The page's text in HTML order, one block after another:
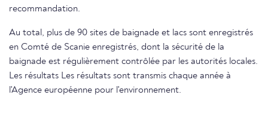
recommandation.
Au total, plus de 90 sites de baignade et lacs sont enregistrés
en Comté de Scanie enregistrés, dont la sécurité de la
baignade est régulièrement contrôlée par les autorités locales.
Les résultats Les résultats sont transmis chaque année à
l'Agence européenne pour l'environnement.